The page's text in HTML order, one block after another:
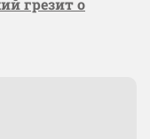
грезит о